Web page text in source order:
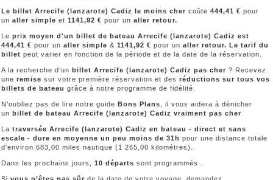
Le billet Arrecife (lanzarote) Cadiz le moins cher coûte 444,41 € pour
un aller simple et 1141,92 € pour un aller retour.
Le prix moyen d'un billet de bateau Arrecife (lanzarote) Cadiz est
444,41 € pour un aller simple & 1141,92 € pour un aller retour. Le tarif du
billet peut varier en fonction de la période et de la date de la réservation.
A la recherche d’un billet Arrecife (lanzarote) Cadiz pas cher ? Recevez
une remise sur votre première réservation et des réductions sur tous vos
billets de bateau grâce à notre programme de fidélité.
N’oubliez pas de lire notre guide Bons Plans , il vous aidera à dénicher
un billet de bateau Arrecife (lanzarote) Cadiz vraiment pas cher
La traversée Arrecife (lanzarote) Cadiz en bateau - direct et sans
escale - dure en moyenne un peu moins de 31h pour une distance totale
d'environ 683,00 miles nautique (1 265,00 kilométres).
Dans les prochains jours, 10 départs sont programmés .